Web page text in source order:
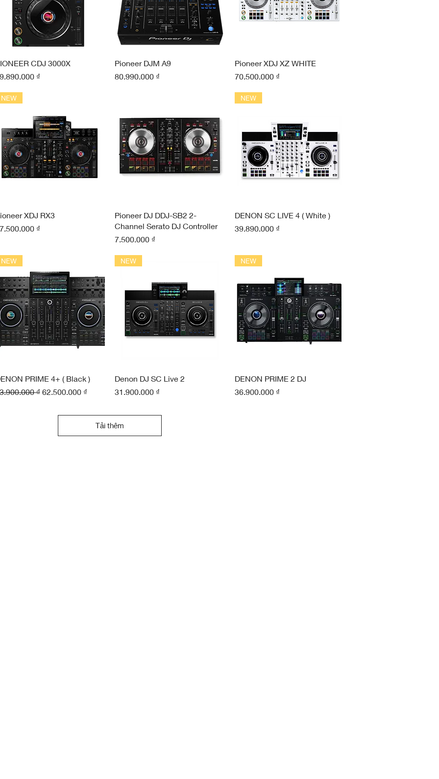
Xem nhanh
CDJ 3000X
₫
Xem nhanh
Pioneer DJM A9
Giá
80.990.000 ₫
Xem nhanh
Pioneer XDJ XZ WHITE
Giá
70.500.000 ₫
Xem nhanh
NEW
XDJ RX3
₫
Xem nhanh
Pioneer DJ DDJ-SB2 2-
Channel Serato DJ Controller
Giá
7.500.000 ₫
Xem nhanh
NEW
DENON SC LIVE 4 ( White )
Giá
39.890.000 ₫
Xem nhanh
NEW
PRIME 4+ ( Black )
thông thường
₫ Giá bán rẻ
62.500.000 ₫
Xem nhanh
NEW
Denon DJ SC Live 2
Giá
31.900.000 ₫
Xem nhanh
NEW
DENON PRIME 2 DJ
Giá
36.900.000 ₫
Tải thêm